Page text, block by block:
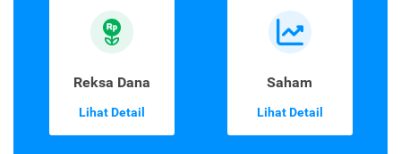
Reksa Dana
Lihat Detail
Saham
Lihat Detail